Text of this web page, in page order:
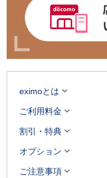
eximoとは 
ご利用料金 
割引・特典
オプション 
ご注意事項